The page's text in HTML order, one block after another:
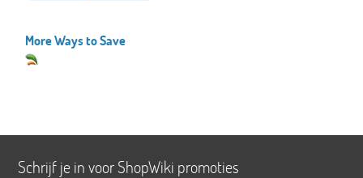
More Ways to Save
Schrijf je in voor ShopWiki promoties